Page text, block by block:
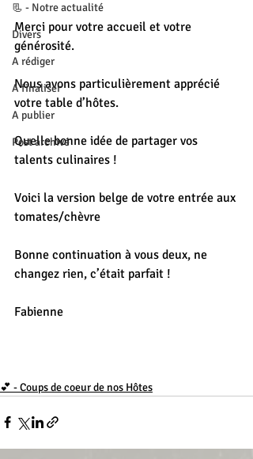
📃 - Notre actualité
Divers
A rédiger
A finaliser
A publier
Post archivé
Merci pour votre accueil et votre
générosité.
Nous avons particulièrement apprécié
votre table d’hôtes.
Quelle bonne idée de partager vos
talents culinaires !
Voici la version belge de votre entrée aux
tomates/chèvre
Bonne continuation à vous deux, ne
changez rien, c’était parfait !
Fabienne
💕 - Coups de coeur de nos Hôtes